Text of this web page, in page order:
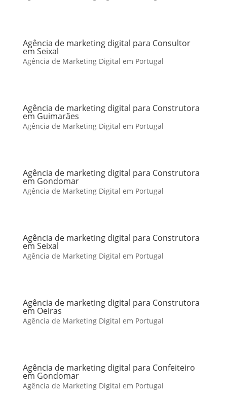
Agência de marketing digital para Consultor
em Seixal
Agência de Marketing Digital em Portugal
Agência de marketing digital para Construtora
em Guimarães
Agência de Marketing Digital em Portugal
Agência de marketing digital para Construtora
em Gondomar
Agência de Marketing Digital em Portugal
Agência de marketing digital para Construtora
em Seixal
Agência de Marketing Digital em Portugal
Agência de marketing digital para Construtora
em Oeiras
Agência de Marketing Digital em Portugal
Agência de marketing digital para Confeiteiro
em Gondomar
Agência de Marketing Digital em Portugal